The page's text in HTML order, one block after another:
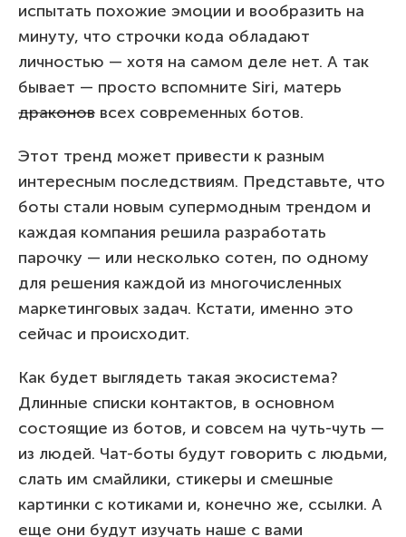
испытать похожие эмоции и вообразить на
минуту, что строчки кода обладают
личностью — хотя на самом деле нет. А так
бывает — просто вспомните Siri, матерь
драконов всех современных ботов.
Этот тренд может привести к разным
интересным последствиям. Представьте, что
боты стали новым супермодным трендом и
каждая компания решила разработать
парочку — или несколько сотен, по одному
для решения каждой из многочисленных
маркетинговых задач. Кстати, именно это
сейчас и происходит.
Как будет выглядеть такая экосистема?
Длинные списки контактов, в основном
состоящие из ботов, и совсем на чуть-чуть —
из людей. Чат-боты будут говорить с людьми,
слать им смайлики, стикеры и смешные
картинки с котиками и, конечно же, ссылки. А
еще они будут изучать наше с вами